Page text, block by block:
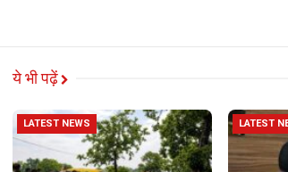
ये भी पढ़ें
LATEST NEWS LATEST